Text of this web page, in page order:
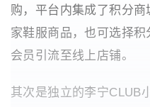
购，平台内集成了积分
家鞋服商品，也可选择
会员引流至线上店铺。
其次是独立的李宁CLUB